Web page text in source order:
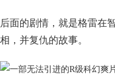
后面的剧情，就是格雷在
相，并复仇的故事。